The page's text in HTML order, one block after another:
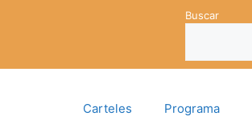
Buscar
Carteles Programa